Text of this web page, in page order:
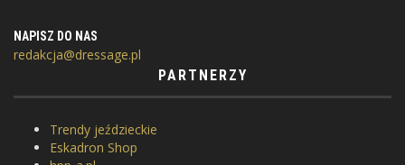
NAPISZ DO NAS
redakcja@dressage.pl
PARTNERZY
Trendy jeździeckie
Eskadron Shop